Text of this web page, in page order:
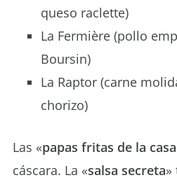
queso raclette)
La Fermière (pollo
Boursin)
La Raptor (carne
chorizo)
Las «papas fritas de la casa
cáscara. La «salsa secreta»